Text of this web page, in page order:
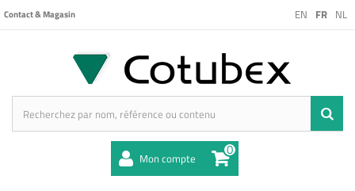
EN FR NL
Contact & Magasin
Mon compte 0